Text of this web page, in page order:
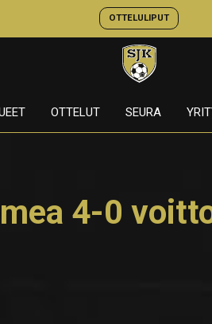
OTTELULIPUT
OTTELUT SEURA
4-0